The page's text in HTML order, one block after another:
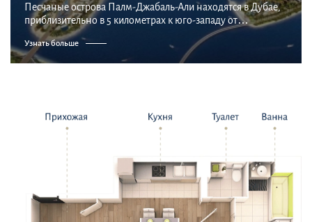
Песчаные острова Палм-Джабаль-Али находятся в Дубае,
приблизительно в 5 километрах к юго-западу от
крупнейшей в мире искусственной гавани Джабаль-Али и
являются одним из трёх искусственных островных г...
Узнать больше